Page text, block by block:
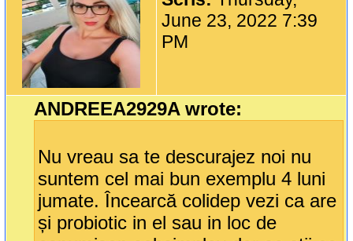
June 23, 2022 7:39
PM
ANDREEA2929A wrote:
Nu vreau sa te descurajez noi nu
suntem cel mai bun exemplu 4 luni
jumate. Încearcă colidep vezi ca are
și probiotic in el sau in loc de